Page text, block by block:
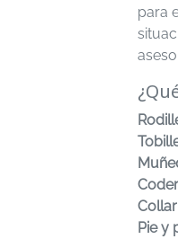
para
Pie y